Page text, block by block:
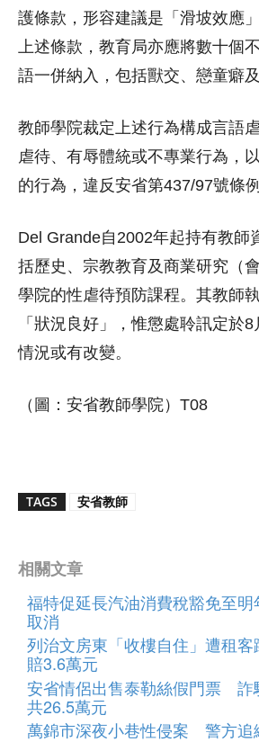
護條款，形容建議是「滑坡效應
上述條款，教育局亦應將數十個
語一併納入，包括獸交、戀童癖
教師學院裁定上述行為構成言語
虐待、有辱體統或不專業行為，
的行為，違反安省第437/97號條例
Del Grande自2002年起持有教師
括歷史、宗教教育及商業研究（
學院的性虐待預防課程。其教師
「狀況良好」，惟懲處聆訊定於
情況或有改變。
（圖：安省教師學院）T08
TAGS 安省教師
相關文章
福特促延長汽油消費稅豁免至
取消
列治文房東「收樓自住」遭租
賠3.6萬元
安省情侶出售泰勒絲假門票 詐
共26.5萬元
萬錦市深夜小巷性侵案 警方追